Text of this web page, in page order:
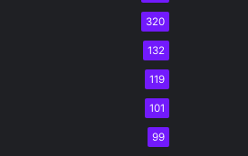
320
132
119
101
99